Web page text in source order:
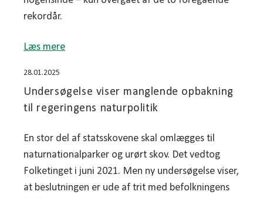
rekordår.
Læs mere
28.01.2025
Undersøgelse viser manglende opbakning
til regeringens naturpolitik
En stor del af statsskovene skal omlægges til
naturnationalparker og urørt skov. Det vedtog
Folketinget i juni 2021. Men ny undersøgelse viser,
at beslutningen er ude af trit med befolkningens